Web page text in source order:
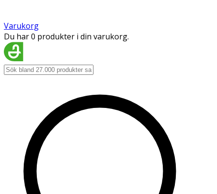
Varukorg
Du har 0 produkter i din varukorg.